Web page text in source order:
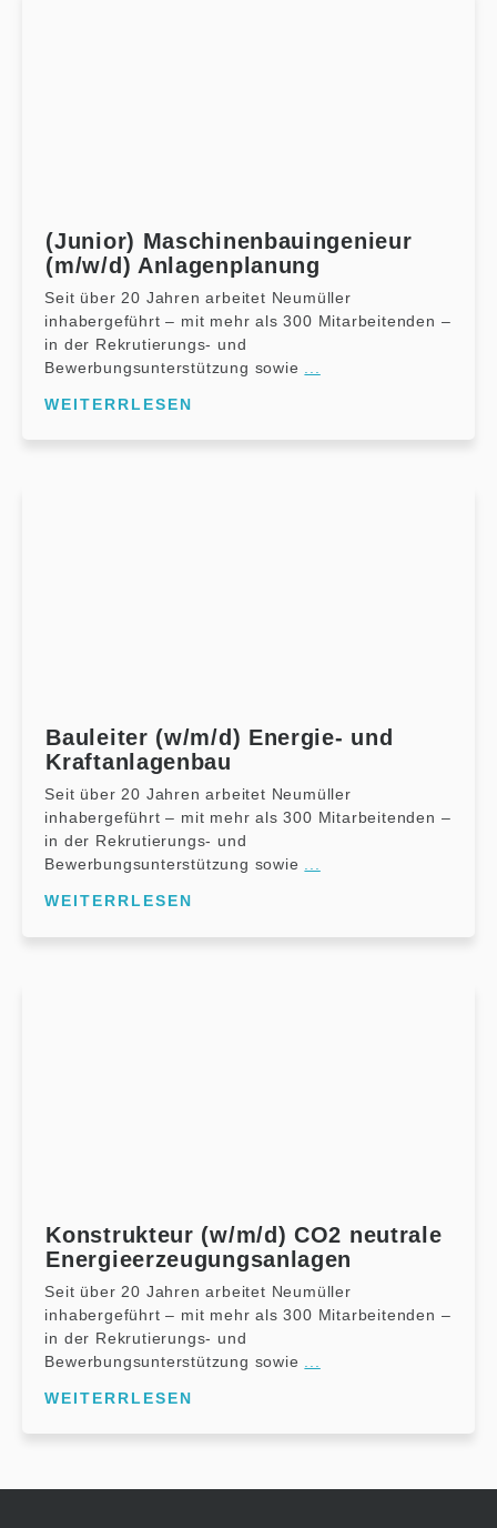
(Junior) Maschinenbauingenieur
(m/w/d) Anlagenplanung
Seit über 20 Jahren arbeitet Neumüller
inhabergeführt – mit mehr als 300 Mitarbeitenden –
in der Rekrutierungs- und
Bewerbungsunterstützung sowie
WEITERRLESEN
Bauleiter (w/m/d) Energie- und
Kraftanlagenbau
Seit über 20 Jahren arbeitet Neumüller
inhabergeführt – mit mehr als 300 Mitarbeitenden –
in der Rekrutierungs- und
Bewerbungsunterstützung sowie
WEITERRLESEN
Konstrukteur (w/m/d) CO2 neutrale
Energieerzeugungsanlagen
Seit über 20 Jahren arbeitet Neumüller
inhabergeführt – mit mehr als 300 Mitarbeitenden –
in der Rekrutierungs- und
Bewerbungsunterstützung sowie
WEITERRLESEN